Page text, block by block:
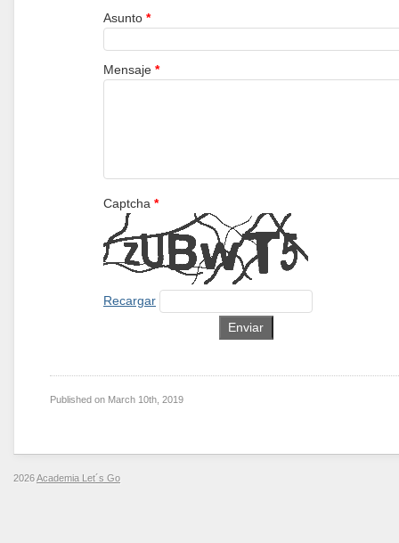
Asunto *
Mensaje *
Captcha *
Recargar
Published on March 10th, 2019
2026Academia Let´s Go